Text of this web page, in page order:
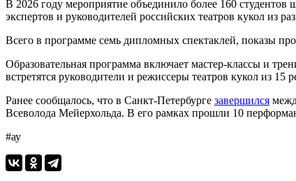
В 2026 году мероприятие объединило более 160
экспертов и руководителей российских театров кукол из
Всего в программе семь дипломных спектаклей, показы
Образовательная программа включает мастер-классы и
встретятся руководители и режиссеры театров кукол из 15
Ранее сообщалось, что в Санкт-Петербурге завершился
Всеволода Мейерхольда. В его рамках прошли 10
#ау